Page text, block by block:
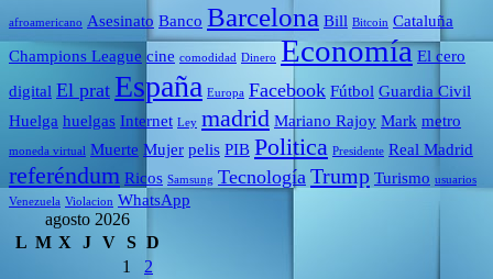
afroamericano Asesinato Banco Barcelona Bill Bitcoin Cataluña
Champions League cine comodidad Dinero Economía El cero
digital El prat España Europa Facebook Fútbol Guardia Civil
Huelga huelgas Internet Ley madrid Mariano Rajoy Mark metro
moneda virtual Muerte Mujer pelis PIB Politica Presidente Real Madrid
referéndum Ricos Samsung Tecnología Trump Turismo usuarios
Venezuela Violacion WhatsApp
agosto 2026
L M X J V S D
1
2